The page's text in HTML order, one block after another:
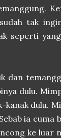
tak
seperti
dan
dulu.
kanak dulu.
ia cuma
ke luar